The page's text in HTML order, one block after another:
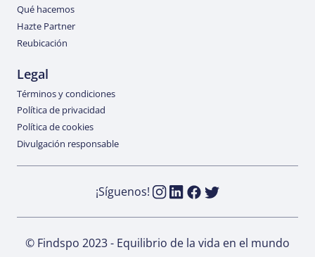
Qué hacemos
Hazte Partner
Reubicación
Legal
Términos y condiciones
Política de privacidad
Política de cookies
Divulgación responsable
¡Síguenos!
© Findspo 2023 - Equilibrio de la vida en el mundo